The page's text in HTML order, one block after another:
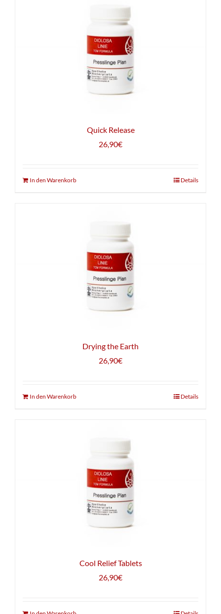
Quick Release
26,90€
In den Warenkorb Details
Drying the Earth
26,90€
In den Warenkorb Details
Cool Relief Tablets
26,90€